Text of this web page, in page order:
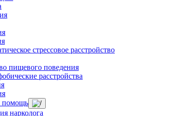
стрессовое расстройство
пищевого поведения
расстройства
помощь
нарколога